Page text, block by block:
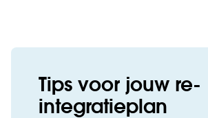
Tips voor jouw re-
integratieplan